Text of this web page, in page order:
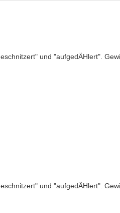
und "aufgedÄHlert".
und "aufgedÄHlert".